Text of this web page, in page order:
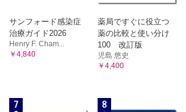
サンフォード感染症
治療ガイド2026
Henry F. Cham...
￥4,840
薬局ですぐに役立つ
薬の比較と使い分け
100 改訂版
児島 悠史
￥4,400
7 8